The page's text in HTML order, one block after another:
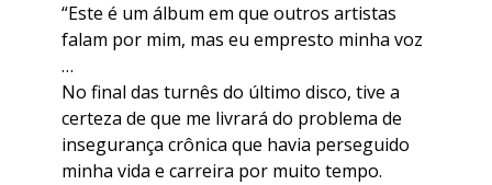
“Este é um álbum em que outros artistas
falam por mim, mas eu empresto minha voz
…
No final das turnês do último disco, tive a
certeza de que me livrará do problema de
insegurança crônica que havia perseguido
minha vida e carreira por muito tempo.